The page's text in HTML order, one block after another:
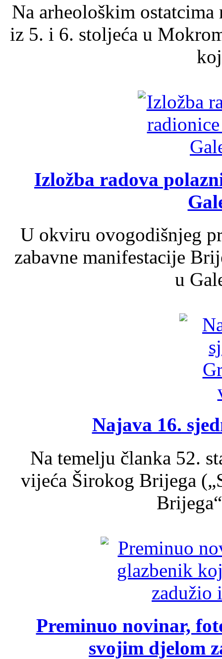
Na arheološkim
iz 5. i 6. stoljeća u
Izložba radova
U okviru ovogodišnjeg
zabavne manifestacije
u
Najava 16.
Na temelju članka 52.
vijeća Širokog Brijega
Preminuo novinar,
svojim djelom